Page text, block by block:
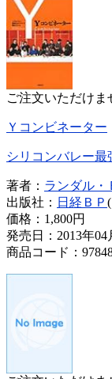
ご注文いただけま
Ｙコンビネーター
シリコンバレー
著者： ランダル・
出版社： 日経ＢＰ
価格： 1,800円
発売日：2013年04
商品コード：